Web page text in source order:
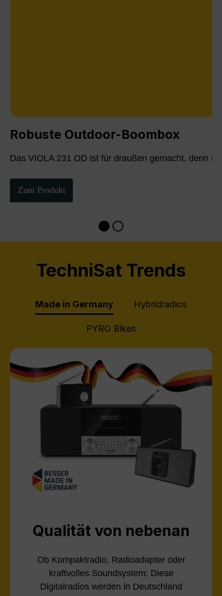
Robuste Outdoor-Boombox
Das VIOLA 231 OD ist für draußen gemacht, denn
Zum Produkt
TechniSat Trends
Made in Germany Hybridradios
PYRO Bikes
Qualität von nebenan
Ob Kompaktradio, Radioadapter oder
kraftvolles Soundsystem: Diese
Digitalradios werden in Deutschland